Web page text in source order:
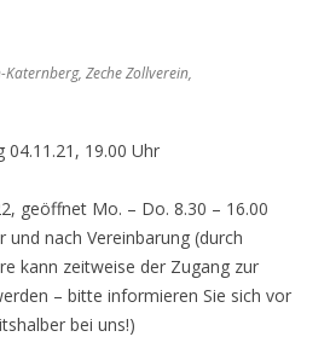
Katernberg, Zeche Zollverein,
04.11.21, 19.00 Uhr
geöffnet Mo. – Do. 8.30 – 16.00
und nach Vereinbarung (durch
kann zeitweise der Zugang zur
– bitte informieren Sie sich vor
bei uns!)